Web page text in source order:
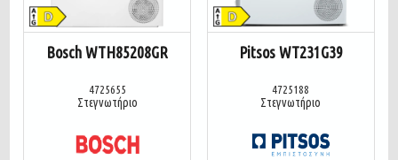
Bosch WTH85208GR
4725655
Στεγνωτήριο
Pitsos WT231G39
4725188
Στεγνωτήριο